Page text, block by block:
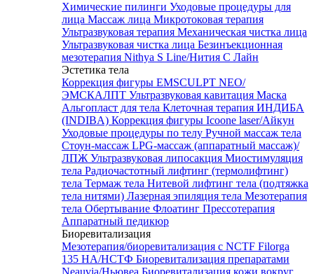
Химические пилинги Уходовые процедуры для
лица Массаж лица Микротоковая терапия
Ультразвуковая терапия Механическая чистка лица
Ультразвуковая чистка лица Безинъекционная
мезотерапия Nithya S Line/Нития С Лайн
Эстетика тела
Коррекция фигуры EMSCULPT NEO/
ЭМСКАЛПТ Ультразвуковая кавитация Маска
Альгопласт для тела Клеточная терапия ИНДИБА
(INDIBA) Коррекция фигуры Icoone laser/Айкун
Уходовые процедуры по телу Ручной массаж тела
Стоун-массаж LPG-массаж (аппаратный массаж)/
ЛПЖ Ультразвуковая липосакция Миостимуляция
тела Радиочастотный лифтинг (термолифтинг)
тела Термаж тела Нитевой лифтинг тела (подтяжка
тела нитями) Лазерная эпиляция тела Мезотерапия
тела Обертывание Флоатинг Прессотерапия
Аппаратный педикюр
Биоревитализация
Мезотерапия/биоревитализация с NCTF Filorga
135 HA/НСТФ Биоревитализация препаратами
Neauvia/Ньювеа Биоревитализация кожи вокруг